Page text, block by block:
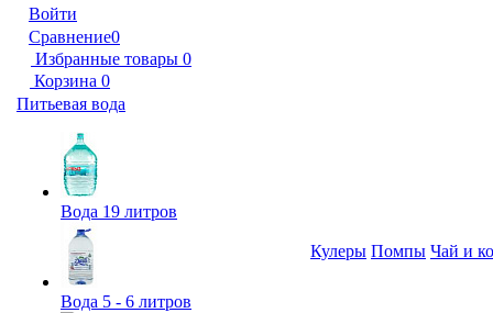
Войти
Сравнение0
Избранные товары 0
Корзина 0
Питьевая вода
Вода 19 литров
Вода 5 - 6 литров
Кулеры Помпы Чай и